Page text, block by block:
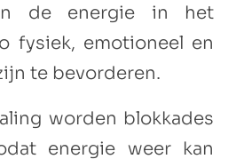
de energie in het
fysiek, emotioneel en
te bevorderen.
worden blokkades
energie weer kan